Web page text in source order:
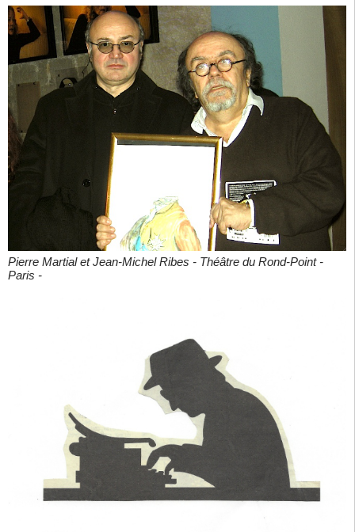
Pierre Martial et Jean-Michel Ribes - Théâtre du Rond-Point -
Paris -